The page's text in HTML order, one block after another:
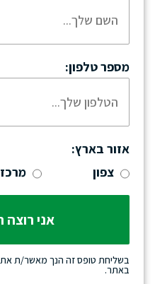
מספר טלפון:
אזור בארץ:
צפון
מרכז
בשליחת טופס זה הנך מאשר/ת את
באתר.